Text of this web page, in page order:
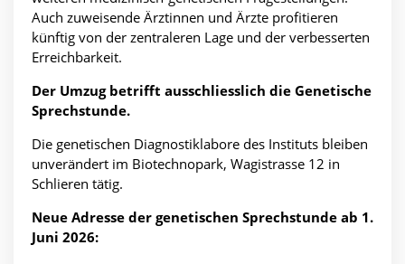
Auch zuweisende Ärztinnen und Ärzte profitieren
künftig von der zentraleren Lage und der verbesserten
Erreichbarkeit.
Der Umzug betrifft ausschliesslich die Genetische
Sprechstunde.
Die genetischen Diagnostiklabore des Instituts bleiben
unverändert im Biotechnopark, Wagistrasse 12 in
Schlieren tätig.
Neue Adresse der genetischen Sprechstunde ab 1.
Juni 2026: